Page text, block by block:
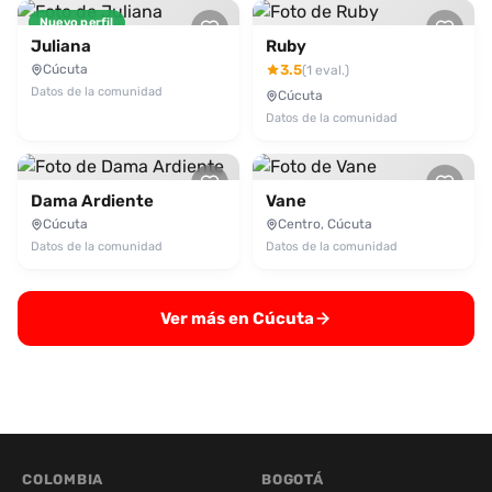
Nuevo perfil
Juliana
Cúcuta
Datos de la comunidad
Ruby
3.5(1 eval.)
Cúcuta
Datos de la comunidad
Dama Ardiente
Cúcuta
Datos de la comunidad
Vane
Centro, Cúcuta
Datos de la comunidad
Ver más en Cúcuta
COLOMBIA BOGOTÁ